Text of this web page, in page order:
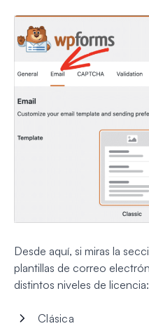
Desde aquí, si miras la
plantillas de correo
distintos niveles de licencia:
Clásica